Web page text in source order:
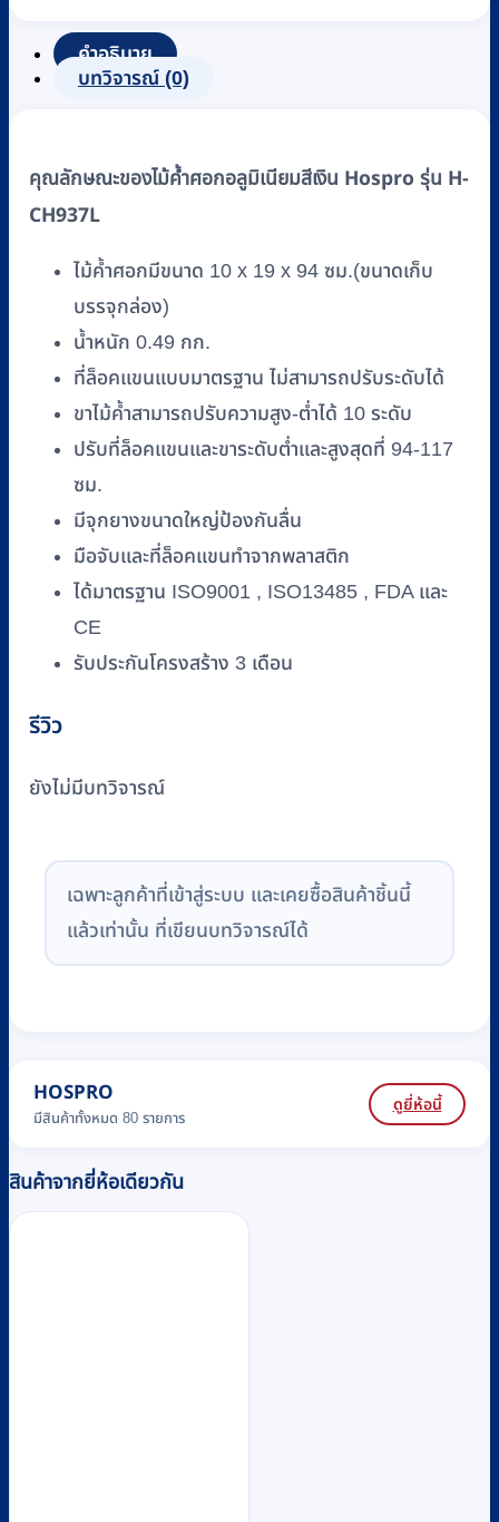
กอ
สี
Hospro
H-
CH937L
คำอธิบาย
บทวิจารณ์ (0)
คุณลักษณะของไม้ค้ำศอกอลูมิเนียมสีเงิน Hospro รุ่น H-
CH937L
ไม้ค้ำศอกมีขนาด 10 x 19 x 94 ซม.(ขนาดเก็บ
บรรจุกล่อง)
น้ำหนัก 0.49 กก.
ที่ล็อคแขนแบบมาตรฐาน ไม่สามารถปรับระดับได้
ขาไม้ค้ำสามารถปรับความสูง-ต่ำได้ 10 ระดับ
ปรับที่ล็อคแขนและขาระดับต่ำและสูงสุดที่ 94-117
ซม.
มีจุกยางขนาดใหญ่ป้องกันลื่น
มือจับและที่ล็อคแขนทำจากพลาสติก
ได้มาตรฐาน ISO9001 , ISO13485 , FDA และ
CE
รับประกันโครงสร้าง 3 เดือน
รีวิว
ยังไม่มีบทวิจารณ์
เฉพาะลูกค้าที่เข้าสู่ระบบ และเคยซื้อสินค้าชิ้นนี้
แล้วเท่านั้น ที่เขียนบทวิจารณ์ได้
HOSPRO
มีสินค้าทั้งหมด 80 รายการ
ดูยี่ห้อนี้
สินค้าจากยี่ห้อเดียวกัน